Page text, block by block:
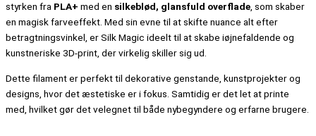
styrken fra PLA+ med en silkeblød, glansfuld overflade, som skaber
en magisk farveeffekt. Med sin evne til at skifte nuance alt efter
betragtningsvinkel, er Silk Magic ideelt til at skabe iøjnefaldende og
kunstneriske 3D-print, der virkelig skiller sig ud.
Dette filament er perfekt til dekorative genstande, kunstprojekter og
designs, hvor det æstetiske er i fokus. Samtidig er det let at printe
med, hvilket gør det velegnet til både nybegyndere og erfarne brugere.